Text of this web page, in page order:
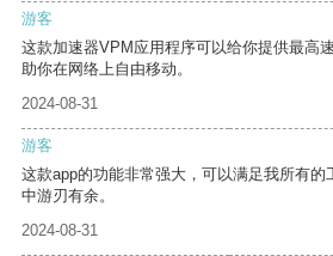
游客
这款加速器VPM应用程序可以给你提供最高
助你在网络上自由移动。
2024-08-31
游客
这款app的功能非常强大，可以满足我所有
中游刃有余。
2024-08-31